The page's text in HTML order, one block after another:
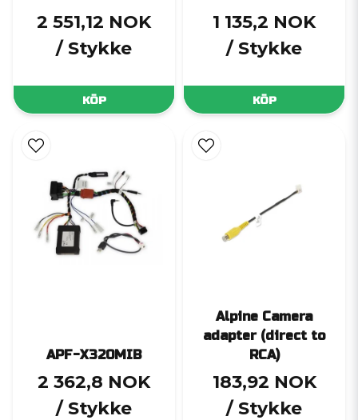
2 551,12 NOK
/ Stykke
KÖP
1 135,2 NOK
/ Stykke
KÖP
APF-X320MIB
2 362,8 NOK
/ Stykke
Alpine Camera
adapter (direct to
RCA)
183,92 NOK
/ Stykke